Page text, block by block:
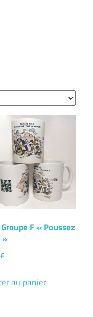
F « Poussez
»
€
au panier